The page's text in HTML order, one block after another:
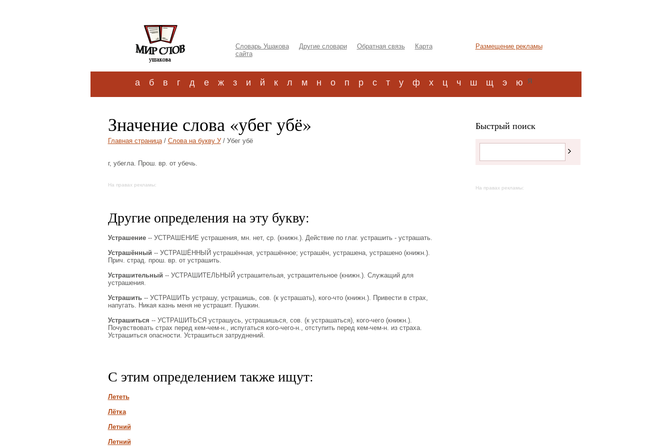
Словарь Ушакова Другие словари Обратная связь
Карта
сайта
Размещение рекламы
а б в г д е ж з и й к л м н о п р с т у ф х ц ч ш щ э ю я
Значение слова «убег убё»
Главная страница/ Слова на букву У/ Убег убё
г, убегла. Прош. вр. от убечь.
На правах рекламы:
Другие определения на эту букву:
Устрашение-- УСТРАШЕНИЕ устрашения, мн. нет, ср. (книжн.). Действие по глаг. устрашить - устрашать.
Устрашённый -- УСТРАШЁННЫЙ устрашённая, устрашённое; устрашён, устрашена, устрашено (книжн.).
Прич. страд. прош. вр. от устрашить.
Устрашительный -- УСТРАШИТЕЛЬНЫЙ устрашительая, устрашительное (книжн.). Служащий для
устрашения.
Устрашить-- УСТРАШИТЬ устрашу, устрашишь, сов. (к устрашать), кого-что (книжн.). Привести в страх,
напугать. Никая казнь меня не устрашит. Пушкин.
Устрашиться -- УСТРАШИТЬСЯ устрашусь, устрашишься, сов. (к устрашаться), кого-чего (книжн.).
Почувствовать страх перед кем-чем-н., испугаться кого-чего-н., отступить перед кем-чем-н. из страха.
Устрашиться опасности. Устрашиться затруднений.
С этим определением также ищут:
Лететь
Лётка
Летний
Летний
Быстрый поиск
На правах рекламы: